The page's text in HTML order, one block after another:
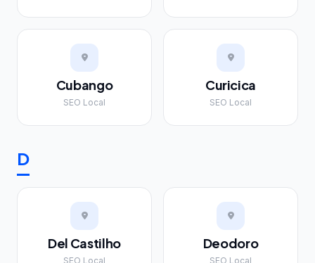
Cubango
SEO Local
Curicica
SEO Local
D
Del Castilho
SEO Local
Deodoro
SEO Local